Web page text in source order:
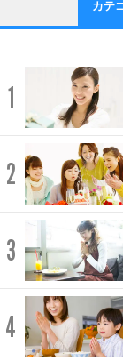
カテ
1
2
3
4